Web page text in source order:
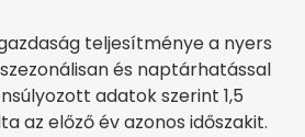
teljesítménye a nyers
és naptárhatással
adatok szerint 1,5
az előző év azonos időszakit.